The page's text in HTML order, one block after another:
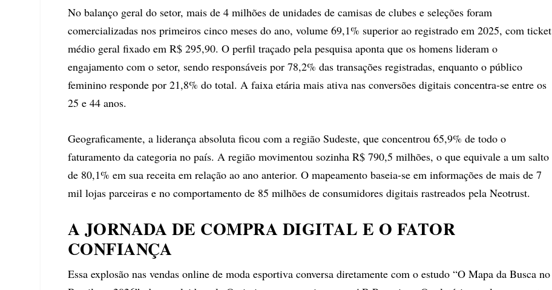
No balanço geral do setor, mais de 4 milhões de unidades de camisas de clubes e seleções foram
comercializadas nos primeiros cinco meses do ano, volume 69,1% superior ao registrado em 2025, com ticket
médio geral fixado em R$ 295,90. O perfil traçado pela pesquisa aponta que os homens lideram o
engajamento com o setor, sendo responsáveis por 78,2% das transações registradas, enquanto o público
feminino responde por 21,8% do total. A faixa etária mais ativa nas conversões digitais concentra-se entre os
25 e 44 anos.
Geograficamente, a liderança absoluta ficou com a região Sudeste, que concentrou 65,9% de todo o
faturamento da categoria no país. A região movimentou sozinha R$ 790,5 milhões, o que equivale a um salto
de 80,1% em sua receita em relação ao ano anterior. O mapeamento baseia-se em informações de mais de 7
mil lojas parceiras e no comportamento de 85 milhões de consumidores digitais rastreados pela Neotrust.
A JORNADA DE COMPRA DIGITAL E O FATOR
CONFIANÇA
Essa explosão nas vendas online de moda esportiva conversa diretamente com o estudo “O Mapa da Busca no